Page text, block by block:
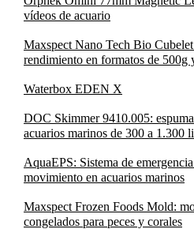
vídeos de acuario
Maxspect Nano Tech Bio
rendimiento en formatos de 500g
Waterbox EDEN X
DOC Skimmer 9410.005:
acuarios marinos de 300 a 1.300
AquaEPS: Sistema de
movimiento en acuarios marinos
Maxspect Frozen Foods Mold:
congelados para peces y corales